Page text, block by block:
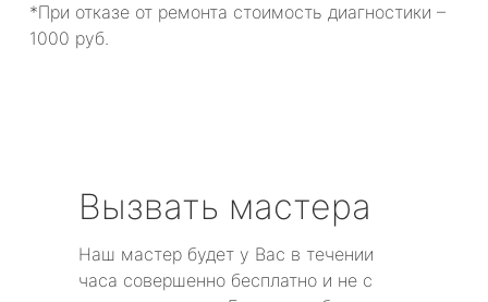
*При отказе от ремонта стоимость диагностики –
1000 руб.
Вызвать мастера
Наш мастер будет у Вас в течении
часа совершенно бесплатно и не с